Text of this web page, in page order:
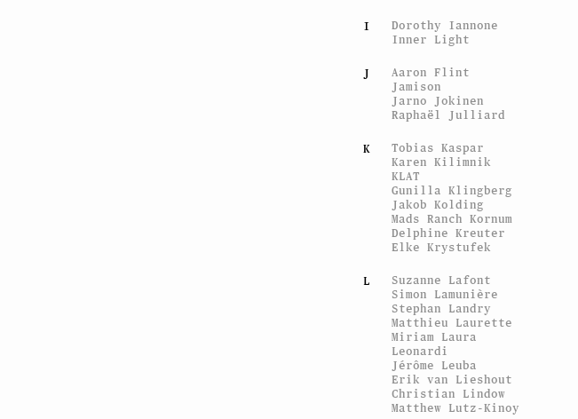
I
Dorothy Iannone
Inner Light
J
Aaron Flint
Jamison
Jarno Jokinen
Raphaël Julliard
K
Tobias Kaspar
Karen Kilimnik
KLAT
Gunilla Klingberg
Jakob Kolding
Mads Ranch Kornum
Delphine Kreuter
Elke Krystufek
L
Suzanne Lafont
Simon Lamunière
Stephan Landry
Matthieu Laurette
Miriam Laura
Leonardi
Jérôme Leuba
Erik van Lieshout
Christian Lindow
Matthew Lutz-Kinoy